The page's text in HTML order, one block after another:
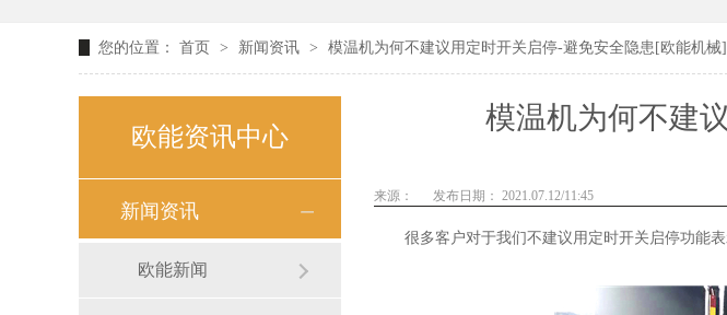
您的位置： 首页 > 新闻资讯 > 模温机为何不建议用定时开关启停-避免安全隐患[欧能机械]
模温机为何不建
来源： 发布日期： 2021.07.12/11:45
很多客户对于我们不建议用定时开关启停功能表
欧能资讯中心
新闻资讯
欧能新闻